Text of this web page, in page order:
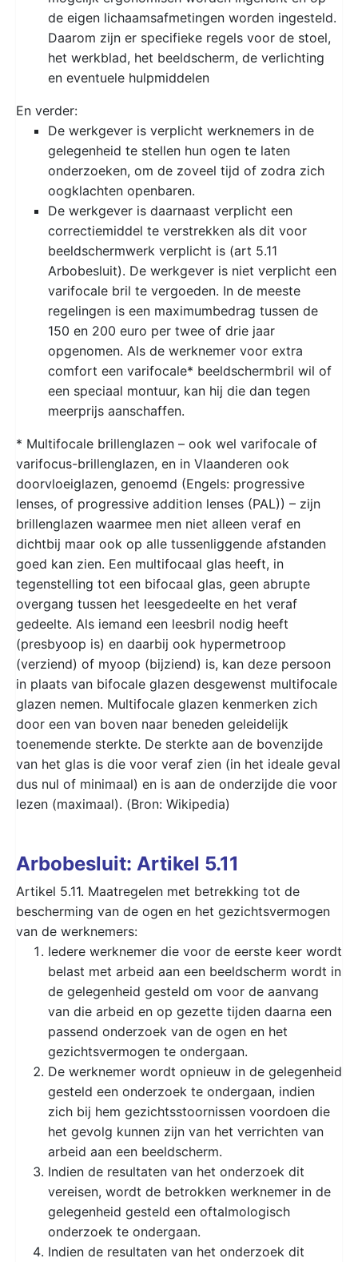
de eigen lichaamsafmetingen worden ingesteld.
Daarom zijn er specifieke regels voor de stoel,
het werkblad, het beeldscherm, de verlichting
en eventuele hulpmiddelen
En verder:
De werkgever is verplicht werknemers in de
gelegenheid te stellen hun ogen te laten
onderzoeken, om de zoveel tijd of zodra zich
oogklachten openbaren.
De werkgever is daarnaast verplicht een
correctiemiddel te verstrekken als dit voor
beeldschermwerk verplicht is (art 5.11
Arbobesluit). De werkgever is niet verplicht een
varifocale bril te vergoeden. In de meeste
regelingen is een maximumbedrag tussen de
150 en 200 euro per twee of drie jaar
opgenomen. Als de werknemer voor extra
comfort een varifocale* beeldschermbril wil of
een speciaal montuur, kan hij die dan tegen
meerprijs aanschaffen.
* Multifocale brillenglazen – ook wel varifocale of
varifocus-brillenglazen, en in Vlaanderen ook
doorvloeiglazen, genoemd (Engels: progressive
lenses, of progressive addition lenses (PAL)) – zijn
brillenglazen waarmee men niet alleen veraf en
dichtbij maar ook op alle tussenliggende afstanden
goed kan zien. Een multifocaal glas heeft, in
tegenstelling tot een bifocaal glas, geen abrupte
overgang tussen het leesgedeelte en het veraf
gedeelte. Als iemand een leesbril nodig heeft
(presbyoop is) en daarbij ook hypermetroop
(verziend) of myoop (bijziend) is, kan deze persoon
in plaats van bifocale glazen desgewenst multifocale
glazen nemen. Multifocale glazen kenmerken zich
door een van boven naar beneden geleidelijk
toenemende sterkte. De sterkte aan de bovenzijde
van het glas is die voor veraf zien (in het ideale geval
dus nul of minimaal) en is aan de onderzijde die voor
lezen (maximaal). (Bron: Wikipedia)
Arbobesluit: Artikel 5.11
Artikel 5.11. Maatregelen met betrekking tot de
bescherming van de ogen en het gezichtsvermogen
van de werknemers:
Iedere werknemer die voor de eerste keer wordt
belast met arbeid aan een beeldscherm wordt in
de gelegenheid gesteld om voor de aanvang
van die arbeid en op gezette tijden daarna een
passend onderzoek van de ogen en het
gezichtsvermogen te ondergaan.
De werknemer wordt opnieuw in de gelegenheid
gesteld een onderzoek te ondergaan, indien
zich bij hem gezichtsstoornissen voordoen die
het gevolg kunnen zijn van het verrichten van
arbeid aan een beeldscherm.
Indien de resultaten van het onderzoek dit
vereisen, wordt de betrokken werknemer in de
gelegenheid gesteld een oftalmologisch
onderzoek te ondergaan.
Indien de resultaten van het onderzoek dit